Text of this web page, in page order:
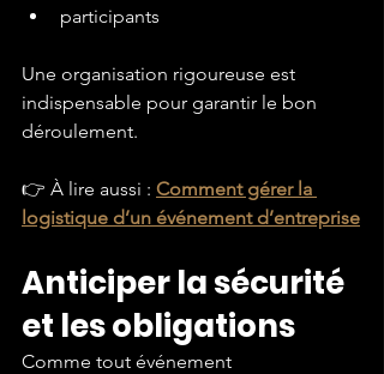
participants
Une organisation rigoureuse est
indispensable pour garantir le bon
déroulement.
👉 À lire aussi : Comment gérer la
logistique d’un événement d’entreprise
Anticiper la sécurité
et les obligations
Comme tout événement